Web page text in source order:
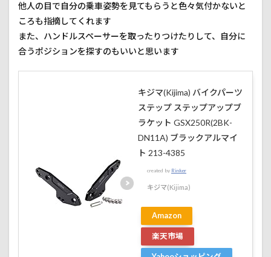
他人の目で自分の乗車姿勢を見てもらうと色々気付かないと
ころも指摘してくれます
また、ハンドルスペーサーを取ったりつけたりして、自分に
合うポジションを探すのもいいと思います
キジマ(Kijima) バイクパーツ
ステップ ステップアップブ
ラケット GSX250R(2BK-
DN11A) ブラックアルマイ
ト 213-4385
created by Rinker
キジマ(Kijima)
Amazon
楽天市場